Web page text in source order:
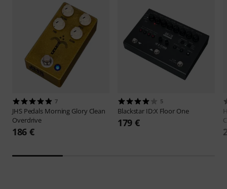
7
JHS Pedals Morning Glory Clean
Overdrive
186 €
5
Blackstar ID:X Floor One
179 €